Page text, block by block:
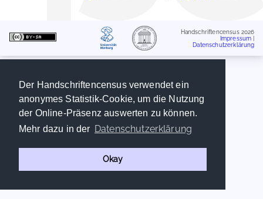
Der Handschriftencensus verwendet ein
anonymes Statistik-Cookie, um die Nutzung
der Online-Präsenz auswerten zu können.
Mehr dazu in der Datenschutzerklärung
Okay
Handschriftencensus 2026
Impressum
Datenschutzerklärung